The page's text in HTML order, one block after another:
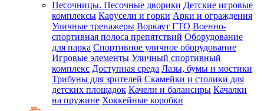
Песочницы. Песочные дворики Детские игровые
комплексы Карусели и горки Арки и ограждения
Уличные тренажеры Воркаут ГТО Военно-
спортивная полоса препятствий Оборудование
для парка Спортивное уличное оборудование
Игровые элементы Уличный спортивный
комплекс Доступная среда Лазы, бумы и мостики
Трибуны для зрителей Скамейки и столики для
детских площадок Качели и балансиры Качалки
на пружине Хоккейные коробки